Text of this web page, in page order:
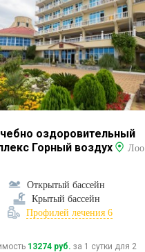
оздоровительный
Горный воздух
Лоо
Открытый бассейн
Крытый бассейн
Профилей лечения 6
13274 руб. за 1 сутки для 2